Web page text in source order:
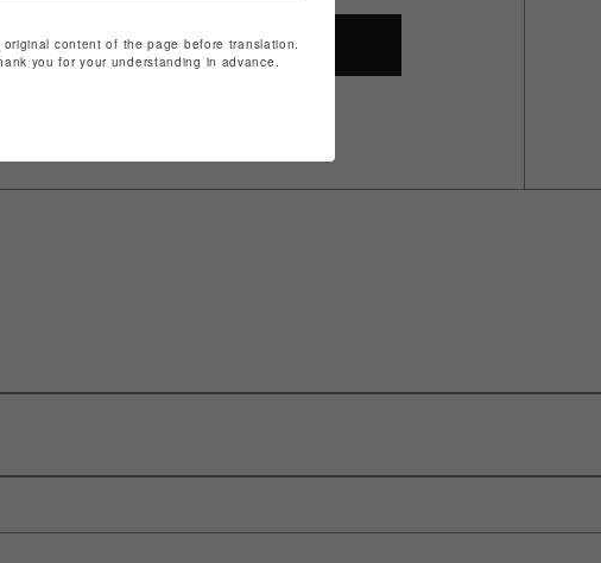
SHOP TOP
content of the page before translation.
you for your understanding in advance.